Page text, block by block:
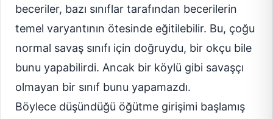
beceriler, bazı sınıflar tarafından becerilerin
temel varyantının ötesinde eğitilebilir. Bu, çoğu
normal savaş sınıfı için doğruydu, bir okçu bile
bunu yapabilirdi. Ancak bir köylü gibi savaşçı
olmayan bir sınıf bunu yapamazdı.
Böylece düşündüğü öğütme girişimi başlamış